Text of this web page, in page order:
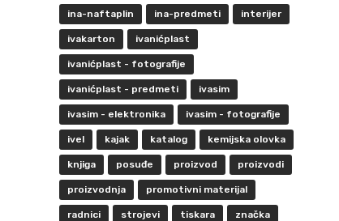
ina-naftaplin ina-predmeti interijer
ivakarton ivanićplast
ivanićplast - fotografije
ivanićplast - predmeti ivasim
ivasim - elektronika ivasim - fotografije
ivel kajak katalog kemijska olovka
knjiga posuđe proizvod proizvodi
proizvodnja promotivni materijal
radnici strojevi tiskara značka